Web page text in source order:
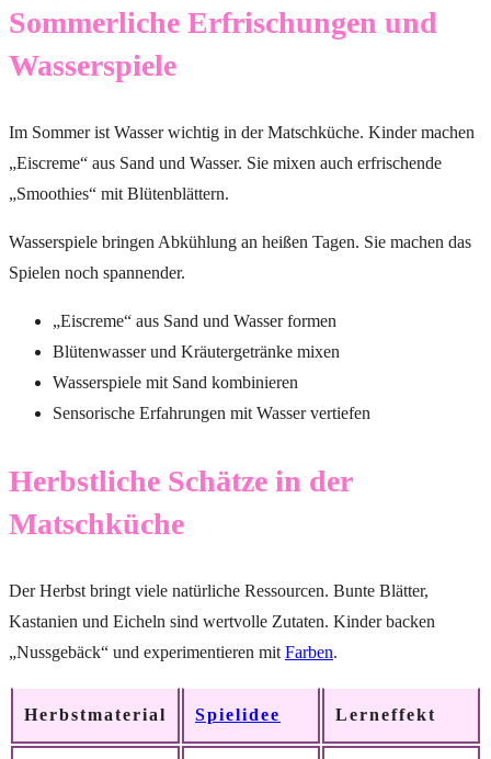
Sommerliche Erfrischungen und
Wasserspiele
Im Sommer ist Wasser wichtig in der Matschküche. Kinder machen
„Eiscreme“ aus Sand und Wasser. Sie mixen auch erfrischende
„Smoothies“ mit Blütenblättern.
Wasserspiele bringen Abkühlung an heißen Tagen. Sie machen das
Spielen noch spannender.
„Eiscreme“ aus Sand und Wasser formen
Blütenwasser und Kräutergetränke mixen
Wasserspiele mit Sand kombinieren
Sensorische Erfahrungen mit Wasser vertiefen
Herbstliche Schätze in der
Matschküche
Der Herbst bringt viele natürliche Ressourcen. Bunte Blätter,
Kastanien und Eicheln sind wertvolle Zutaten. Kinder backen
„Nussgebäck“ und experimentieren mit Farben.
Herbstmaterial Spielidee Lerneffekt